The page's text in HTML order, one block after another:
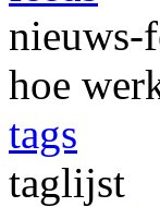
nieuws-
hoe
tags
taglijst